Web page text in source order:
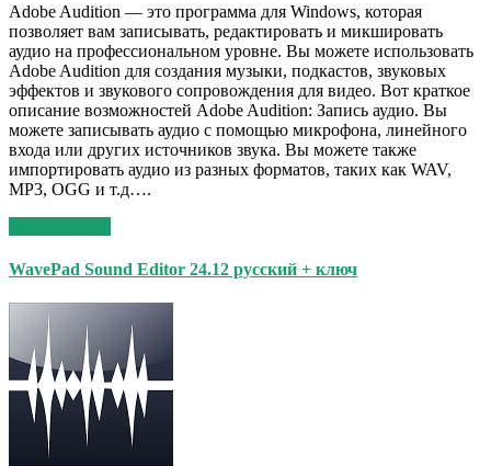
Adobe Audition — это программа для Windows, которая
позволяет вам записывать, редактировать и микшировать
аудио на профессиональном уровне. Вы можете использовать
Adobe Audition для создания музыки, подкастов, звуковых
эффектов и звукового сопровождения для видео. Вот краткое
описание возможностей Adobe Audition: Запись аудио. Вы
можете записывать аудио с помощью микрофона, линейного
входа или других источников звука. Вы можете также
импортировать аудио из разных форматов, таких как WAV,
MP3, OGG и т.д….
WavePad Sound Editor 24.12 русский + ключ